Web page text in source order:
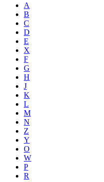
A
B
C
D
E
X
F
G
H
J
K
L
M
N
Z
Y
O
W
P
R